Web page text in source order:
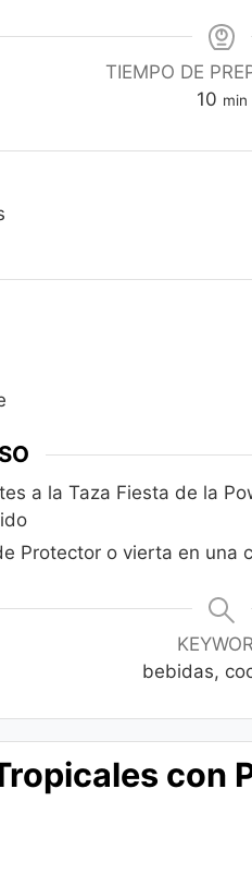
TIEMPO DE
10 min
a la Taza Fiesta de la
Protector o vierta en una
bebidas,
con